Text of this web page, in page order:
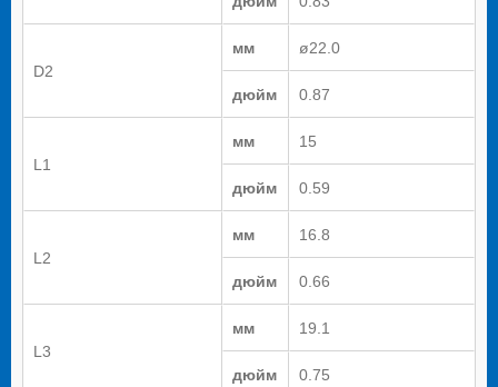
D2
мм ø22.0
дюйм 0.87
L1
мм 15
дюйм 0.59
L2
мм 16.8
дюйм 0.66
L3
мм 19.1
дюйм 0.75